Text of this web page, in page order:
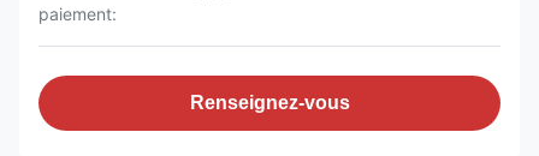
paiement:
Renseignez-vous